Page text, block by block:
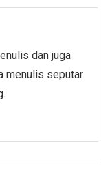
dan juga
menulis seputar